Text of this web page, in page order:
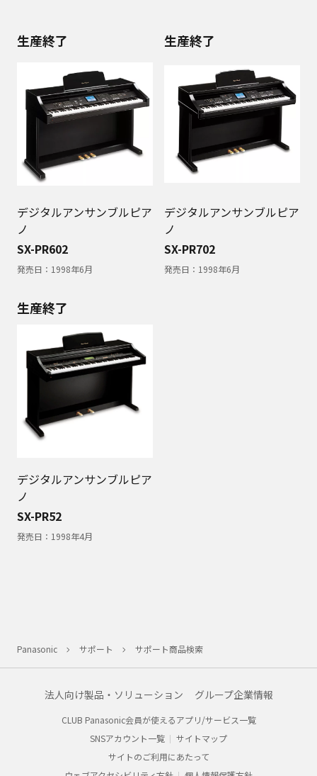
生産終了
デジタルアンサンブルピア
ノ
SX-PR602
発売日： 1998年6月
生産終了
デジタルアンサンブルピア
ノ
SX-PR702
発売日： 1998年6月
生産終了
デジタルアンサンブルピア
ノ
SX-PR52
発売日： 1998年4月
Panasonic サポート サポート商品検索
法人向け製品・ソリューション グループ企業情報
CLUB Panasonic会員が使えるアプリ/サービス一覧
SNSアカウント一覧
サイトマップ
サイトのご利用にあたって